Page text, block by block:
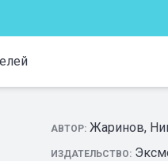
АВТОР: Жаринов,
ИЗДАТЕЛЬСТВО: